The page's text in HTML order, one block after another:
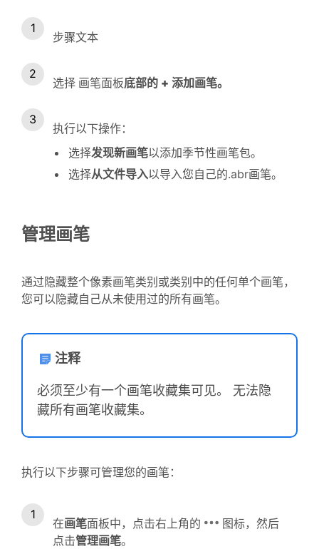
步骤文本
选择 画笔面板底部的 + 添加画笔。
执行以下操作：
选择发现新画笔以添加季节性画笔包。
选择从文件导入以导入您自己的.abr画笔。
管理画笔
通过隐藏整个像素画笔类别或类别中的任何单个画笔，
您可以隐藏自己从未使用过的所有画笔。
注释
必须至少有一个画笔收藏集可见。 无法隐
藏所有画笔收藏集。
执行以下步骤可管理您的画笔：
在画笔面板中，点击右上角的
图标，然后
点击管理画笔。